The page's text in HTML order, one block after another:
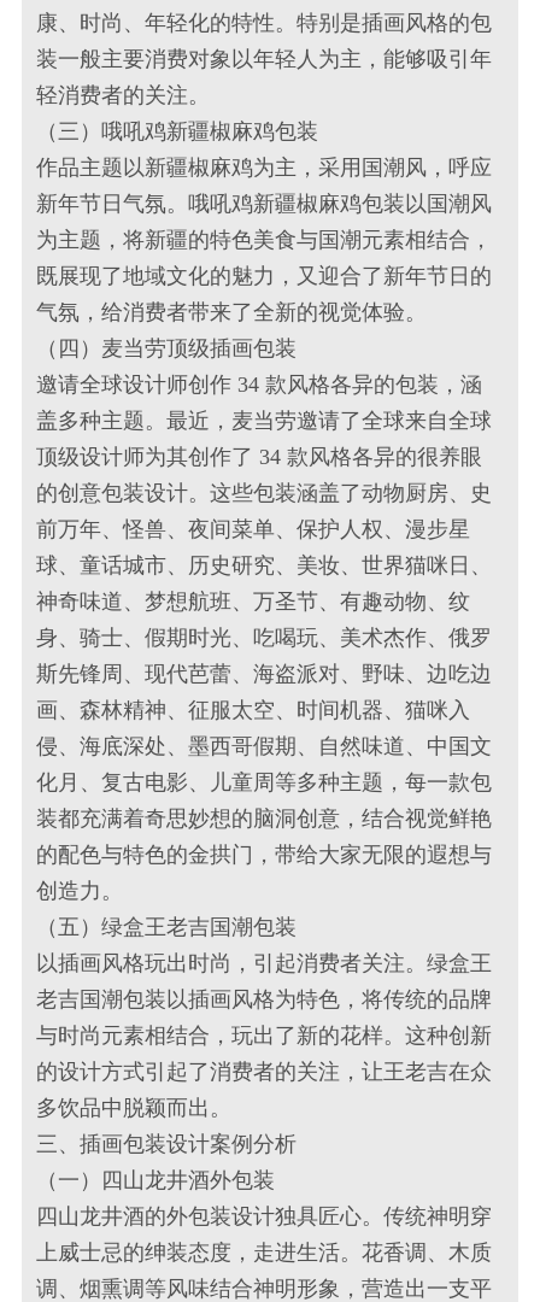
康、时尚、年轻化的特性。特别是插画风格的包
装一般主要消费对象以年轻人为主，能够吸引年
轻消费者的关注。
（三）哦吼鸡新疆椒麻鸡包装
作品主题以新疆椒麻鸡为主，采用国潮风，呼应
新年节日气氛。哦吼鸡新疆椒麻鸡包装以国潮风
为主题，将新疆的特色美食与国潮元素相结合，
既展现了地域文化的魅力，又迎合了新年节日的
气氛，给消费者带来了全新的视觉体验。
（四）麦当劳顶级插画包装
邀请全球设计师创作 34 款风格各异的包装，涵
盖多种主题。最近，麦当劳邀请了全球来自全球
顶级设计师为其创作了 34 款风格各异的很养眼
的创意包装设计。这些包装涵盖了动物厨房、史
前万年、怪兽、夜间菜单、保护人权、漫步星
球、童话城市、历史研究、美妆、世界猫咪日、
神奇味道、梦想航班、万圣节、有趣动物、纹
身、骑士、假期时光、吃喝玩、美术杰作、俄罗
斯先锋周、现代芭蕾、海盗派对、野味、边吃边
画、森林精神、征服太空、时间机器、猫咪入
侵、海底深处、墨西哥假期、自然味道、中国文
化月、复古电影、儿童周等多种主题，每一款包
装都充满着奇思妙想的脑洞创意，结合视觉鲜艳
的配色与特色的金拱门，带给大家无限的遐想与
创造力。
（五）绿盒王老吉国潮包装
以插画风格玩出时尚，引起消费者关注。绿盒王
老吉国潮包装以插画风格为特色，将传统的品牌
与时尚元素相结合，玩出了新的花样。这种创新
的设计方式引起了消费者的关注，让王老吉在众
多饮品中脱颖而出。
三、插画包装设计案例分析
（一）四山龙井酒外包装
四山龙井酒的外包装设计独具匠心。传统神明穿
上威士忌的绅装态度，走进生活。花香调、木质
调、烟熏调等风味结合神明形象，营造出一支平